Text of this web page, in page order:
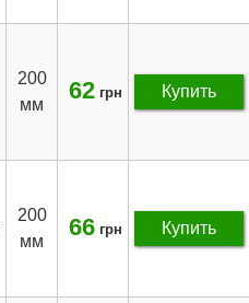
200
мм
62 грн Купить
200
мм
66 грн Купить